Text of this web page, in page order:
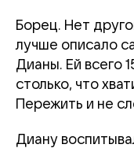
Борец. Нет
лучше описало
Дианы. Ей всего
столько, что
Пережить и не
Диану